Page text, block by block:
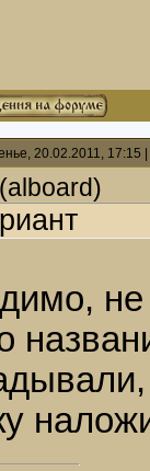
20.02.2011,
(alboard)
не